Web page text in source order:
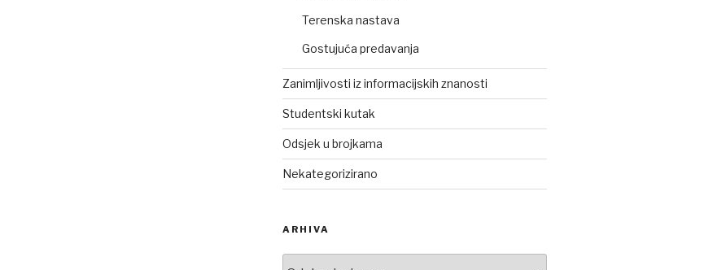
Terenska nastava
Gostujuća predavanja
Zanimljivosti iz informacijskih znanosti
Studentski kutak
Odsjek u brojkama
Nekategorizirano
ARHIVA